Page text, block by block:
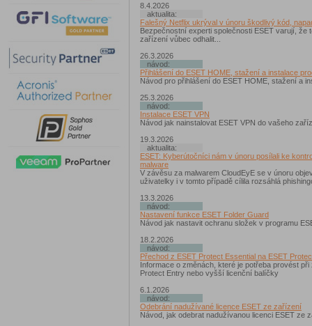
8.4.2026
aktualita:
Falešný Netflix ukrýval v únoru škodlivý kód,
Bezpečnostní experti společnosti ESET varují,
zařízení vůbec odhalit...
26.3.2026
návod:
Přihlášení do ESET HOME, stažení a instalace
Návod pro přihlášení do ESET HOME, stažení a
25.3.2026
návod:
Instalace ESET VPN
Návod jak nainstalovat ESET VPN do vašeho
19.3.2026
aktualita:
ESET: Kyberútočníci nám v únoru posílali ke
malware
V závěsu za malwarem CloudEyE se v únoru
uživatelky i v tomto případě cílila rozsáhlá
13.3.2026
návod:
Nastavení funkce ESET Folder Guard
Návod jak nastavit ochranu složek v programu
18.2.2026
návod:
Přechod z ESET Protect Essential na ESET
Informace o změnách, které je potřeba provést
Protect Entry nebo vyšší licenční balíčky
6.1.2026
návod:
Odebrání nadužívané licence ESET ze zařízení
Návod, jak odebrat nadužívanou licenci ESET ze